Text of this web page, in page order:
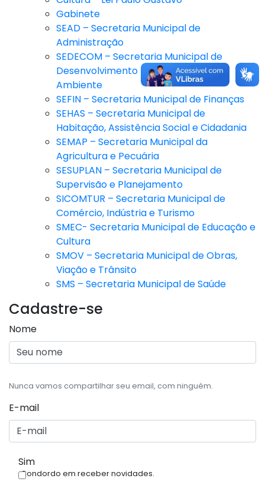
Gabinete
SEAD – Secretaria Municipal de
Administração
SEDECOM – Secretaria Municipal de
Desenvolvimento Econômico e Meio
Ambiente
SEFIN – Secretaria Municipal de Finanças
SEHAS – Secretaria Municipal de
Habitação, Assistência Social e Cidadania
SEMAP – Secretaria Municipal da
Agricultura e Pecuária
SESUPLAN – Secretaria Municipal de
Supervisão e Planejamento
SICOMTUR – Secretaria Municipal de
Comércio, Indústria e Turismo
SMEC- Secretaria Municipal de Educação e
Cultura
SMOV – Secretaria Municipal de Obras,
Viação e Trânsito
SMS – Secretaria Municipal de Saúde
Cadastre-se
Nome
Nunca vamos compartilhar seu email, com ninguém.
E-mail
Sim
Condordo em receber novidades.